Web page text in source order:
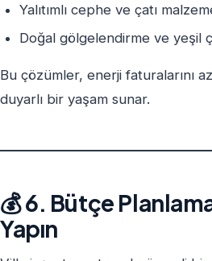
Yalıtımlı cephe ve çatı
Doğal gölgelendirme ve yeşil
Bu çözümler, enerji faturalarını
duyarlı bir yaşam sunar.
💰 6. Bütçe
Yapın